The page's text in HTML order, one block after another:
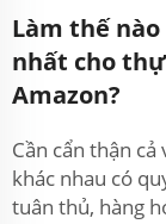
Làm thế
nhất cho
Amazon?
Cần cẩn thận
khác nhau có
tuân thủ, hàng